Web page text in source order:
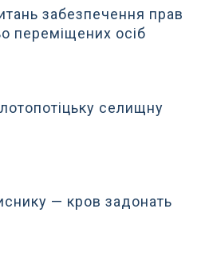
забезпечення прав
переміщених осіб
селищну
— кров задонать